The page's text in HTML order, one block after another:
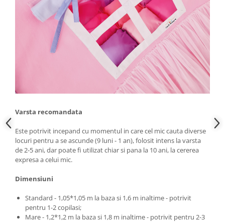
Varsta recomandata
Este potrivit incepand cu momentul in care cel mic cauta diverse
locuri pentru a se ascunde (9 luni - 1 an), folosit intens la varsta
de 2-5 ani, dar poate fi utilizat chiar si pana la 10 ani, la cererea
expresa a celui mic.
Dimensiuni
Standard - 1,05*1,05 m la baza si 1,6 m inaltime - potrivit
pentru 1-2 copilasi;
Mare - 1,2*1,2 m la baza si 1,8 m inaltime - potrivit pentru 2-3